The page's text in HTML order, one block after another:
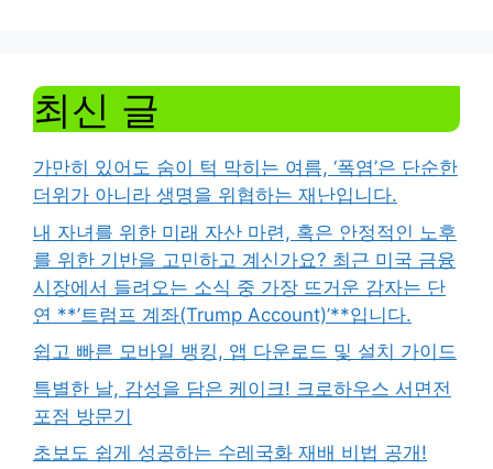
최신 글
가만히 있어도 숨이 턱 막히는 여름, ‘폭염’은 단순한
더위가 아니라 생명을 위협하는 재난입니다.
내 자녀를 위한 미래 자산 마련, 혹은 안정적인 노후
를 위한 기반을 고민하고 계신가요? 최근 미국 금융
시장에서 들려오는 소식 중 가장 뜨거운 감자는 단
연 **’트럼프 계좌(Trump Account)’**입니다.
쉽고 빠른 모바일 뱅킹, 앱 다운로드 및 설치 가이드
특별한 날, 감성을 담은 케이크! 크로하우스 서면전
포점 방문기
초보도 쉽게 성공하는 수레국화 재배 비법 공개!